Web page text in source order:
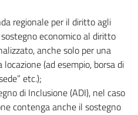
regionale per il diritto agli
economico al diritto
anche solo per una
(ad esempio, borsa di
etc.);
di Inclusione (ADI), nel caso
contenga anche il sostegno